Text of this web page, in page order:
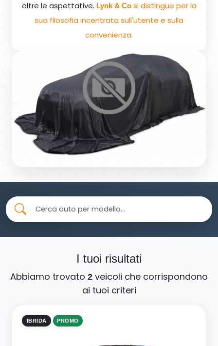
oltre le aspettative. Lynk & Cosi distingue per la
sua filosofia incentrata sull'utente e sulla
convenienza.
I tuoi risultati
Abbiamo trovato 2 veicoli che corrispondono
ai tuoi criteri
IBRIDA PROMO